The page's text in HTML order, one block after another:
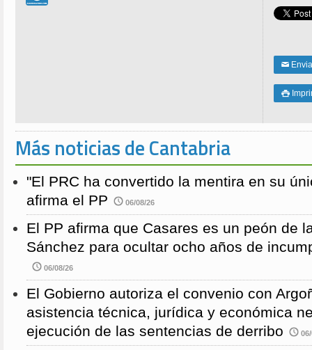
✉

Más noticias de Cantabria
"El PRC ha convertido la mentira en su
afirma el PP
06/08/26
El PP afirma que Casares es un peón de
Sánchez para ocultar ocho años de
06/08/26
El Gobierno autoriza el convenio con
asistencia técnica, jurídica y económica
ejecución de las sentencias de derribo